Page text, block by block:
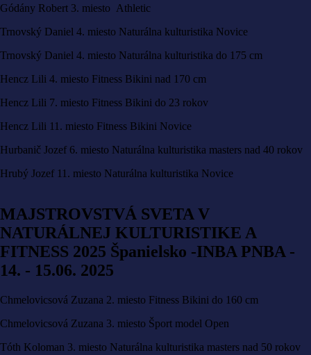
Gódány Robert 3. miesto Athletic
Trnovský Daniel 4. miesto Naturálna kulturistika Novice
Trnovský Daniel 4. miesto Naturálna kulturistika do 175 cm
Hencz Lili 4. miesto Fitness Bikini nad 170 cm
Hencz Lili 7. miesto Fitness Bikini do 23 rokov
Hencz Lili 11. miesto Fitness Bikini Novice
Hurbanič Jozef 6. miesto Naturálna kulturistika masters nad 40 rokov
Hrubý Jozef 11. miesto Naturálna kulturistika Novice
MAJSTROVSTVÁ SVETA V
NATURÁLNEJ KULTURISTIKE A
FITNESS 2025 Španielsko -INBA PNBA -
14. - 15.06. 2025
Chmelovicsová Zuzana 2. miesto Fitness Bikini do 160 cm
Chmelovicsová Zuzana 3. miesto Šport model Open
Tóth Koloman 3. miesto Naturálna kulturistika masters nad 50 rokov